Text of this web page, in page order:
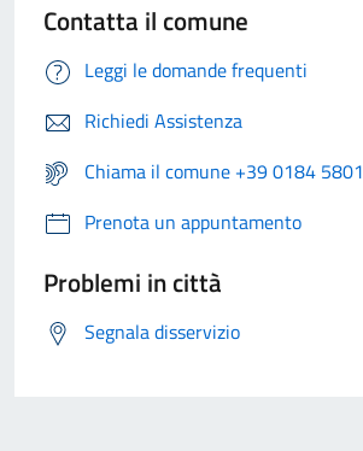
Contatta il comune
Leggi le domande frequenti
Richiedi Assistenza
Chiama il comune +39 0184 5801
Prenota un appuntamento
Problemi in città
Segnala disservizio